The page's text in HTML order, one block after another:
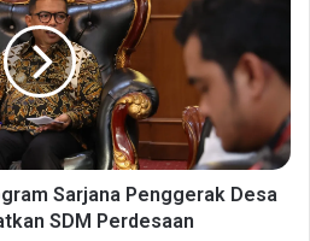
Sarjana Penggerak Desa
SDM Perdesaan